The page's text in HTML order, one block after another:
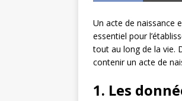
Un acte de naissance
essentiel pour
tout au long de la vie.
contenir un acte de
1. Les